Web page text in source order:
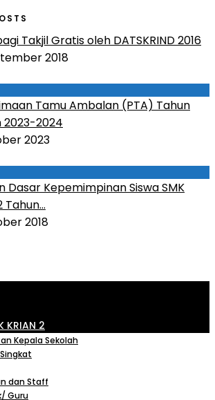
Takjil Gratis oleh DATSKRIND 2016
2018
Tamu Ambalan (PTA) Tahun
2023-2024
2023
Dasar Kepemimpinan Siswa SMK
Tahun...
2018
KRIAN 2
Kepala Sekolah
dan Staff
Guru